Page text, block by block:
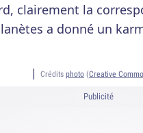
clairement la
a donné un
Crédits photo (Creative
Publicité